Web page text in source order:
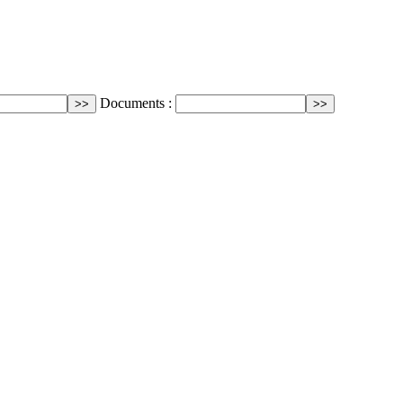
Documents :